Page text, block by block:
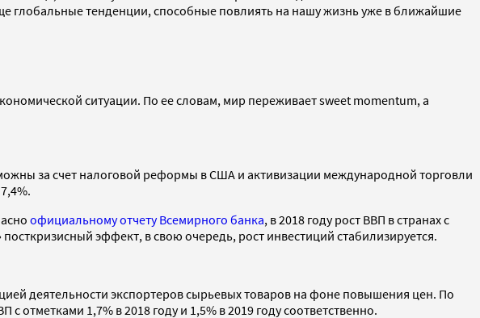
глобальные тенденции, способные повлиять на нашу жизнь уже в ближайшие
ситуации. По ее словам, мир переживает sweet momentum, а
за счет налоговой реформы в США и активизации международной торговли
официальному отчету Всемирного банка, в 2018 году рост ВВП в странах с
эффект, в свою очередь, рост инвестиций стабилизируется.
деятельности экспортеров сырьевых товаров на фоне повышения цен. По
1,7% в 2018 году и 1,5% в 2019 году соответственно.